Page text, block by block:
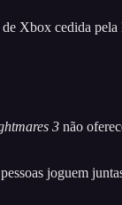
Xbox cedida
3 não
joguem